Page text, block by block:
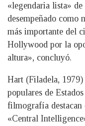
«legendaria lista» de
desempeñado como
más importante del
Hollywood por la
altura», concluyó.
Hart (Filadela, 1979)
populares de
filmografía
«Central